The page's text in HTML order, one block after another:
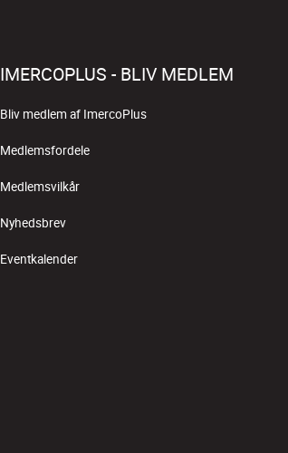
IMERCOPLUS - BLIV MEDLEM
Bliv medlem af ImercoPlus
Medlemsfordele
Medlemsvilkår
Nyhedsbrev
Eventkalender